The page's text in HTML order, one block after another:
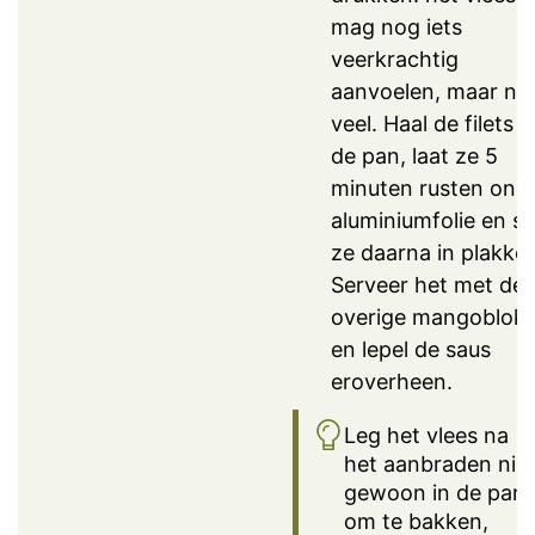
mag nog iets
veerkrachtig
aanvoelen, maar
veel. Haal de filets
de pan, laat ze 5
minuten rusten
aluminiumfolie en
ze daarna in
Serveer het met de
overige
en lepel de saus
eroverheen.
Leg het vlees na
het aanbraden niet
gewoon in de pan
om te bakken,